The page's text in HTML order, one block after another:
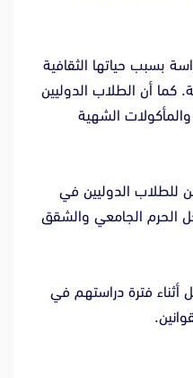
بسبب حياتها الثقافية
كما أن الطلاب الدوليين
والمأكولات الشهية
للطلاب الدوليين في
الحرم الجامعي والشقق
أثناء فترة دراستهم في